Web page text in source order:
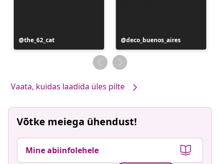
Postitus
avaldatud
the_62_cat
Postitus
avaldatud
deco_buenos_aires
Vaata, kuidas laadida üles pilte
Võtke meiega ühendust!
Mine abiinfolehele